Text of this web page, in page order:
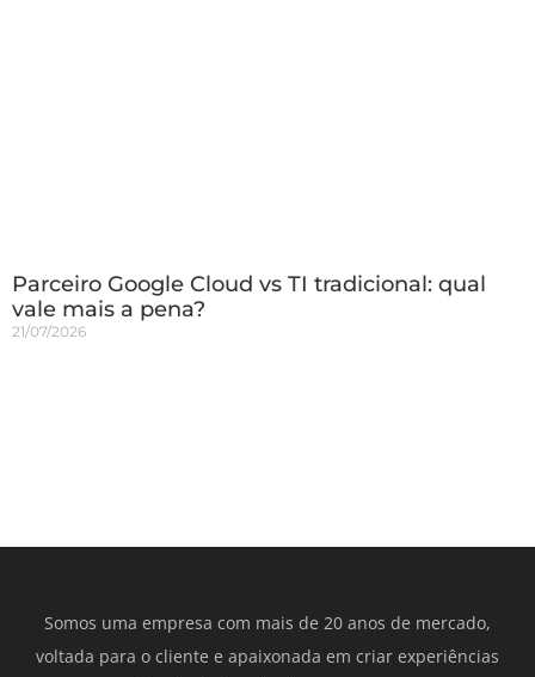
Parceiro Google Cloud vs TI tradicional: qual
vale mais a pena?
21/07/2026
Somos uma empresa com mais de 20 anos de mercado,
voltada para o cliente e apaixonada em criar experiências